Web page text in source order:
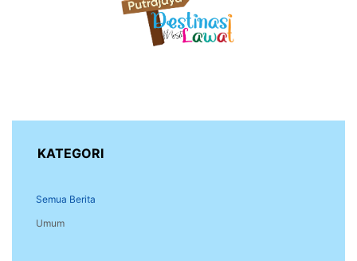
KATEGORI
Semua Berita
Umum